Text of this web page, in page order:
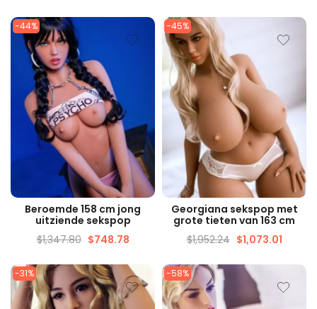
-44%
SNELLE WEERGAVE
Beroemde 158 cm jong
uitziende sekspop
$1,347.80 $748.78
-45%
SNELLE WEERGAVE
Georgiana sekspop met
grote tieten van 163 cm
$1,952.24 $1,073.01
-31% -58%